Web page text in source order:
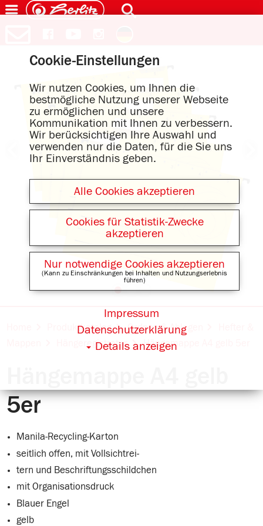
Produktkatalog Ordnen & Ablegen
Hängeregistratur Hängemappe A4 gelb 5er
5er
Manila-Recycling-Karton
seitlich offen, mit Vollsichtrei-
tern und Beschriftungsschildchen
mit Organisationsdruck
Blauer Engel
gelb
Cookie-Einstellungen
Wir nutzen Cookies, um Ihnen die
bestmögliche Nutzung unserer Webseite
zu ermöglichen und unsere
Kommunikation mit Ihnen zu verbessern.
Wir berücksichtigen Ihre Auswahl und
verwenden nur die Daten, für die Sie uns
Ihr Einverständnis geben.
Alle Cookies akzeptieren
Cookies für Statistik-Zwecke
akzeptieren
Nur notwendige Cookies akzeptieren
(Kann zu Einschränkungen bei Inhalten und Nutzungserlebnis
führen)
Details anzeigen
Datenschutzerklärung
Impressum